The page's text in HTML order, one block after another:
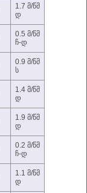
1.7 მ/წმ
დ
0.5 მ/წმ
ჩ-დ
0.9 მ/წმ
ს
1.4 მ/წმ
დ
1.9 მ/წმ
დ
0.2 მ/წმ
ჩ-დ
1.1 მ/წმ
დ